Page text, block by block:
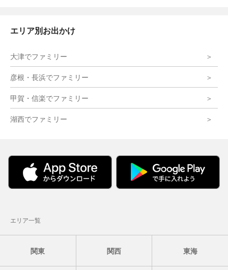
エリア別お出かけ
大津でファミリー
彦根・長浜でファミリー
甲賀・信楽でファミリー
湖西でファミリー
エリア一覧
関東 関西 東海